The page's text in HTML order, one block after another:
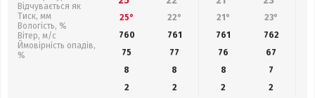
Відчувається як
Тиск, мм
Вологість, %
Вітер, м/с
Ймовірність опадів,
%
25° 22° 21° 23°
760
761 761 762
75
77 76 67
8
8 8
7
2
2 2 2